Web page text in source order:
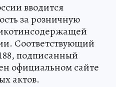
вводится
за розничную
Соответствующий
подписанный
официальном сайте
актов.